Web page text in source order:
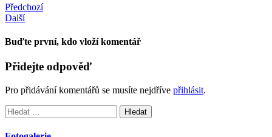
Předchozí
Další
Buďte první, kdo vloží komentář
Přidejte odpověď
Pro přidávání komentářů se musíte nejdříve přihlásit.
Vyhledávání